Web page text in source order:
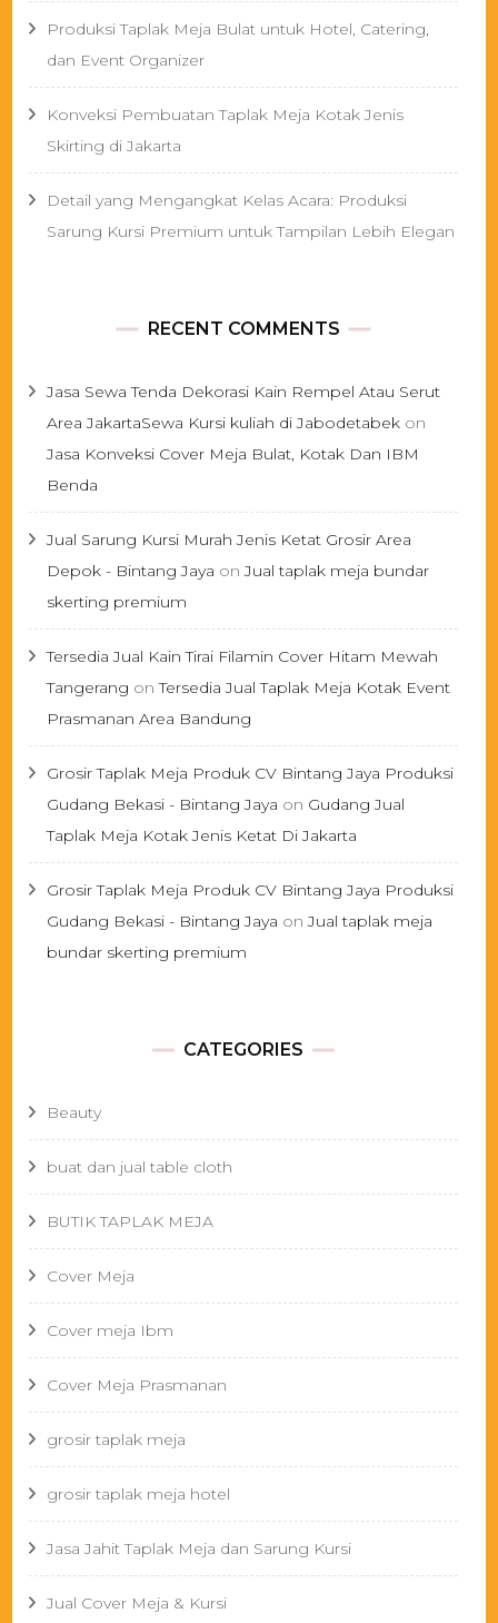
Produksi Taplak Meja Bulat untuk Hotel, Catering,
dan Event Organizer
Konveksi Pembuatan Taplak Meja Kotak Jenis
Skirting di Jakarta
Detail yang Mengangkat Kelas Acara: Produksi
Sarung Kursi Premium untuk Tampilan Lebih Elegan
RECENT COMMENTS
Jasa Sewa Tenda Dekorasi Kain Rempel Atau Serut
Area JakartaSewa Kursi kuliah di Jabodetabek on
Jasa Konveksi Cover Meja Bulat, Kotak Dan IBM
Benda
Jual Sarung Kursi Murah Jenis Ketat Grosir Area
Depok - Bintang Jaya onJual taplak meja bundar
skerting premium
Tersedia Jual Kain Tirai Filamin Cover Hitam Mewah
Tangerang onTersedia Jual Taplak Meja Kotak Event
Prasmanan Area Bandung
Grosir Taplak Meja Produk CV Bintang Jaya Produksi
Gudang Bekasi - Bintang Jaya on Gudang Jual
Taplak Meja Kotak Jenis Ketat Di Jakarta
Grosir Taplak Meja Produk CV Bintang Jaya Produksi
Gudang Bekasi - Bintang Jaya onJual taplak meja
bundar skerting premium
CATEGORIES
Beauty
buat dan jual table cloth
BUTIK TAPLAK MEJA
Cover Meja
Cover meja Ibm
Cover Meja Prasmanan
grosir taplak meja
grosir taplak meja hotel
Jasa Jahit Taplak Meja dan Sarung Kursi
Jual Cover Meja & Kursi